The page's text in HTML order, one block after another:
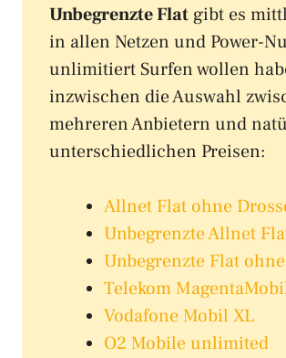
Unbegrenzte Flat gibt es
in allen Netzen und Power-
unlimitiert Surfen wollen
inzwischen die Auswahl
mehreren Anbietern und
unterschiedlichen Preisen:
Allnet Flat ohne
Unbegrenzte Allnet
Unbegrenzte Flat
Telekom
Vodafone Mobil XL
O2 Mobile unlimited